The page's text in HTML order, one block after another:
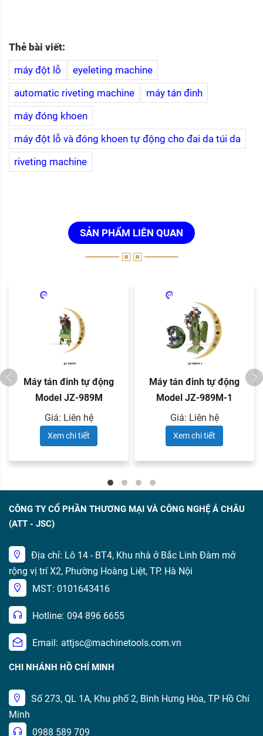
Thẻ bài viết:
máy đột lỗ
eyeleting machine
automatic riveting machine
máy tán đinh
máy đóng khoen
máy đột lỗ và đóng khoen tự động cho đai da túi da
riveting machine
SẢN PHẨM LIÊN QUAN
Máy tán đinh tự động
Model JZ-989M
Giá: Liên hệ
Xem chi tiết
Máy tán đinh tự động
Model JZ-989M-1
Giá: Liên hệ
Xem chi tiết
CÔNG TY CỔ PHẦN THƯƠNG MẠI VÀ CÔNG NGHỆ Á CHÂU
(ATT - JSC)
Địa chỉ: Lô 14 - BT4, Khu nhà ở Bắc Linh Đàm mở
rộng vị trí X2, Phường Hoàng Liệt, TP. Hà Nội
MST: 0101643416
Hotline: 094 896 6655
Email: attjsc@machinetools.com.vn
CHI NHÁNH HỒ CHÍ MINH
Số 273, QL 1A, Khu phố 2, Bình Hưng Hòa, TP Hồ Chí
Minh
0988 589 709